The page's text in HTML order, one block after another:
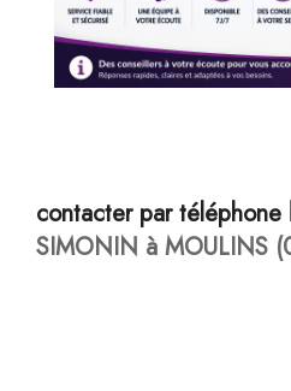
contacter par téléphone
SIMONIN à MOULINS